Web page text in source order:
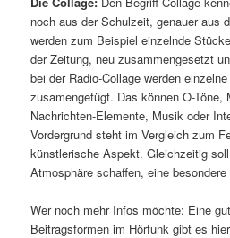
noch aus der Schulzeit, genauer aus
werden zum Beispiel einzelnde
der Zeitung, neu zusammengesetzt
bei der Radio-Collage werden
zusamengefügt. Das können O-Töne,
Nachrichten-Elemente, Musik oder
Vordergrund steht im Vergleich zum
künstlerische Aspekt. Gleichzeitig
Atmosphäre schaffen, eine
Wer noch mehr Infos möchte: Eine
Beitragsformen im Hörfunk gibt es hier